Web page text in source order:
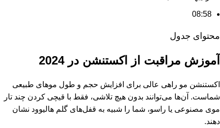
08:58
محتوای جدول
آموزش مراقبت از اکستنشن در 2024
اکستنشن مو راهی عالی برای افزایش حجم و طول موهای طبیعی
شماست. آن‌ها می‌توانند بدون هیچ تلاشی، فقط با قیچی کردن چند تار
موی مصنوعی یا راسو، شما را شبیه به قفل‌های گلم هالیوود نشان
دهند.